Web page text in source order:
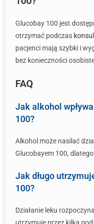
Glucobay 100 jest
otrzymać podczas
pacjenci mają szybki i
bez konieczności
FAQ
Jak alkohol
100?
Alkohol może nasilać
Glucobayem 100,
Jak długo
100?
Działanie leku